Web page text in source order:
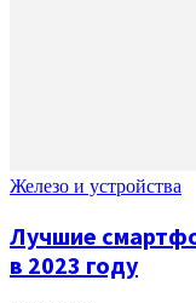
Железо и устройства
Лучшие
в 2023 году